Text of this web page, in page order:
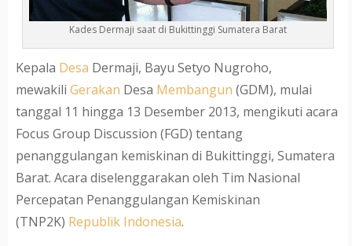
Kades Dermaji saat di Bukittinggi Sumatera Barat
Kepala Desa Dermaji, Bayu Setyo Nugroho,
mewakili Gerakan Desa Membangun (GDM), mulai
tanggal 11 hingga 13 Desember 2013, mengikuti acara
Focus Group Discussion (FGD) tentang
penanggulangan kemiskinan di Bukittinggi, Sumatera
Barat. Acara diselenggarakan oleh Tim Nasional
Percepatan Penanggulangan Kemiskinan
(TNP2K) Republik Indonesia.